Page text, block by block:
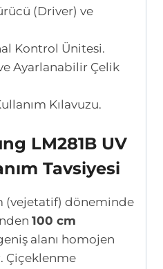
(Driver) ve
Kontrol Ünitesi.
Ayarlanabilir Çelik
Kılavuzu.
LM281B UV
Tavsiyesi
(vejetatif) döneminde
100 cm
alanı homojen
Çiçeklenme